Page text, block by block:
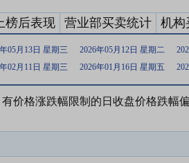
榜后表现 营业部买卖统计 机构
05月13日 星期三 2026年05月12日 星期二
02月11日 星期三 2026年01月16日 星期五
有价格涨跌幅限制的日收盘价格跌幅